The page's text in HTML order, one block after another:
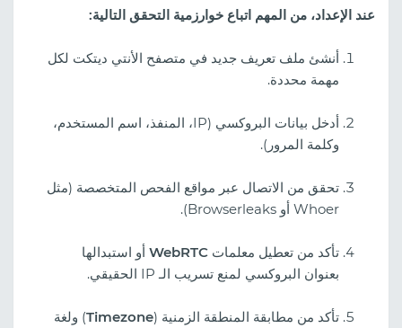
عند الإعداد، من المهم اتباع خوارزمية التحقق التالية:
أنشئ ملف تعريف جديد في متصفح الأنتي ديتكت لكل
مهمة محددة.
أدخل بيانات البروكسي (IP، المنفذ، اسم المستخدم،
وكلمة المرور).
تحقق من الاتصال عبر مواقع الفحص المتخصصة (مثل
Whoer أو Browserleaks).
تأكد من تعطيل معلمات WebRTC أو استبدالها
بعنوان البروكسي لمنع تسريب الـ IP الحقيقي.
تأكد من مطابقة المنطقة الزمنية (Timezone) ولغة